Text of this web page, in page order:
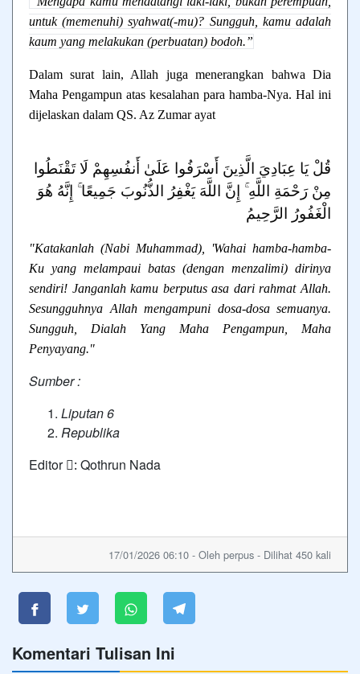
untuk (memenuhi) syahwat(-mu)? Sungguh, kamu adalah
kaum yang melakukan (perbuatan) bodoh.”
Dalam surat lain, Allah juga menerangkan bahwa Dia
Maha Pengampun atas kesalahan para hamba-Nya. Hal ini
dijelaskan dalam QS. Az Zumar ayat
قُلْ يَا عِبَادِيَ الَّذِينَ أَسْرَفُوا عَلَىٰ أَنفُسِهِمْ لَا تَقْنَطُوا
مِنْ رَحْمَةِ اللَّهِ ۚ إِنَّ اللَّهَ يَغْفِرُ الذُّنُوبَ جَمِيعًا ۚ إِنَّهُ هُوَ
الْغَفُورُ الرَّحِيمُ
"Katakanlah (Nabi Muhammad), 'Wahai hamba-hamba-
Ku yang melampaui batas (dengan menzalimi) dirinya
sendiri! Janganlah kamu berputus asa dari rahmat Allah.
Sesungguhnya Allah mengampuni dosa-dosa semuanya.
Sungguh, Dialah Yang Maha Pengampun, Maha
Penyayang."
Sumber :
Liputan 6
Republika
Editor :َ Qothrun Nada
17/01/2026 06:10 - Oleh perpus - Dilihat 450 kali
Komentari Tulisan Ini